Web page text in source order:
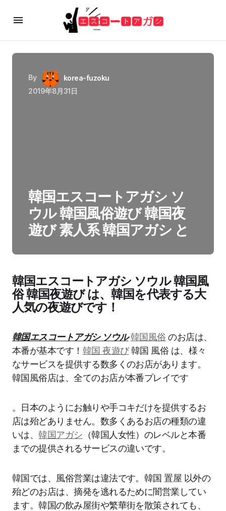
By
korea-fuzoku
2019年8月31日
韓国エスコートアガシ ソ
ウル 韓国風俗遊び 韓国夜
遊び 素人系 韓国アガシ と
韓国エスコートアガシ ソウル 韓国風
俗 韓国夜遊び は、韓国を代表する大
人気の夜遊びです！
韓国エスコートアガシ ソウル 韓国風俗 のお店は、
本番が基本です！ 韓国 夜遊び韓国 風俗 は、様々
なサービスを提供する数多くのお店があります。
韓国風俗店は、全てのお店が本番プレイです
。日本のようにお触りや手コキだけを提供するお
店は殆どありません。数多くあるお店の種類の違
いは、韓国アガシ （韓国人女性）のレベルと本番
までの提供されるサービスの違いです。
韓国では、風俗営業は違法です。韓国 置屋 以外の
殆どのお店は、摘発を逃れるために闇営業してい
ます。韓国の飲み屋街や繁華街を散策されても、